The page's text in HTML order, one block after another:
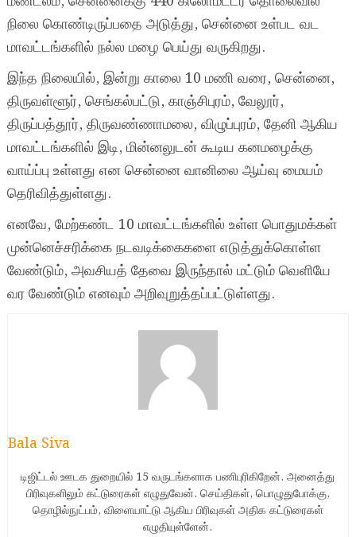
நிலை கொண்டிருப்பதை அடுத்து, சென்னை உள்பட வட
மாவட்டங்களில் நல்ல மழை பெய்து வருகிறது.
இந்த நிலையில், இன்று காலை 10 மணி வரை, சென்னை,
திருவள்ளூர், செங்கல்பட்டு, காஞ்சிபுரம், வேலூர்,
திருப்பத்தூர், திருவண்ணாமலை, விழுப்புரம், தேனி ஆகிய
மாவட்டங்களில் இடி, மின்னலுடன் கூடிய கனமழைக்கு
வாய்ப்பு உள்ளது என சென்னை வானிலை ஆய்வு மையம்
தெரிவித்துள்ளது.
எனவே, மேற்கண்ட 10 மாவட்டங்களில் உள்ள பொதுமக்கள்
முன்னெச்சரிக்கை நடவடிக்கைகளை எடுத்துக்கொள்ள
வேண்டும், அவசியத் தேவை இருந்தால் மட்டும் வெளியே
வர வேண்டும் எனவும் அறிவுறுத்தப்பட்டுள்ளது.
Bala Siva
டிஜிட்டல் ஊடக துறையில் 15 வருடங்களாக பணிபுரிகிறேன். அனைத்து
பிரிவுகளிலும் கட்டுரைகள் எழுதுவேன். செய்திகள், பொழுதுபோக்கு,
தொழில்நுட்பம், விளையாட்டு ஆகிய பிரிவுகள் அதிக கட்டுரைகள்
எழுதியுள்ளேன்.